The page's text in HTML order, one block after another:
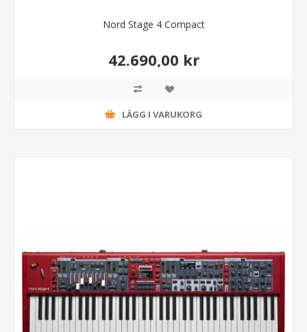
Nord Stage 4 Compact
42.690,00 kr
LÄGG I VARUKORG